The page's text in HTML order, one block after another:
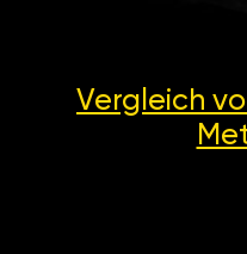
Vergleich